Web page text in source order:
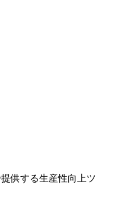
供する生産性向上ツ